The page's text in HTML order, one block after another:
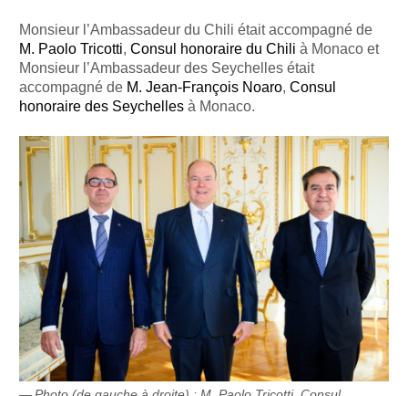
Monsieur l’Ambassadeur du Chili était accompagné de
M. Paolo Tricotti,Consul honoraire du Chili à Monaco et
Monsieur l’Ambassadeur des Seychelles était
accompagné de M. Jean-François Noaro,Consul
honoraire des Seychelles à Monaco.